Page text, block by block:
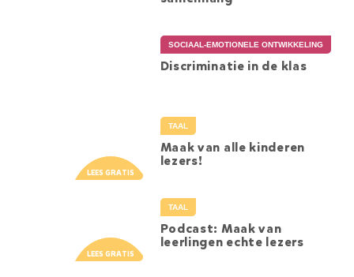
SOCIAAL-EMOTIONELE ONTWIKKELING
Discriminatie in de klas
TAAL
Maak van alle kinderen
lezers!
TAAL
Podcast: Maak van
leerlingen echte lezers